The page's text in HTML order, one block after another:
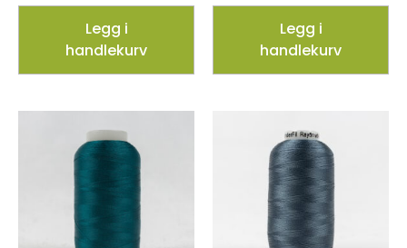
Legg i
handlekurv
Legg i
handlekurv